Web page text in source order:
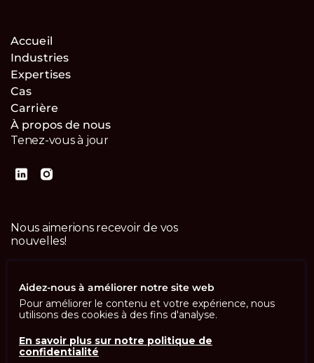
Accueil
Industries
Expertises
Cas
Carrière
À propos de nous
Tenez-vous à jour
Nous aimerions recevoir de vos
nouvelles!
Imprint
Aidez-nous à améliorer notre site web
Pour améliorer le contenu et votre expérience, nous
utilisons des cookies à des fins d'analyse.
En savoir plus sur notre politique de
confidentialité